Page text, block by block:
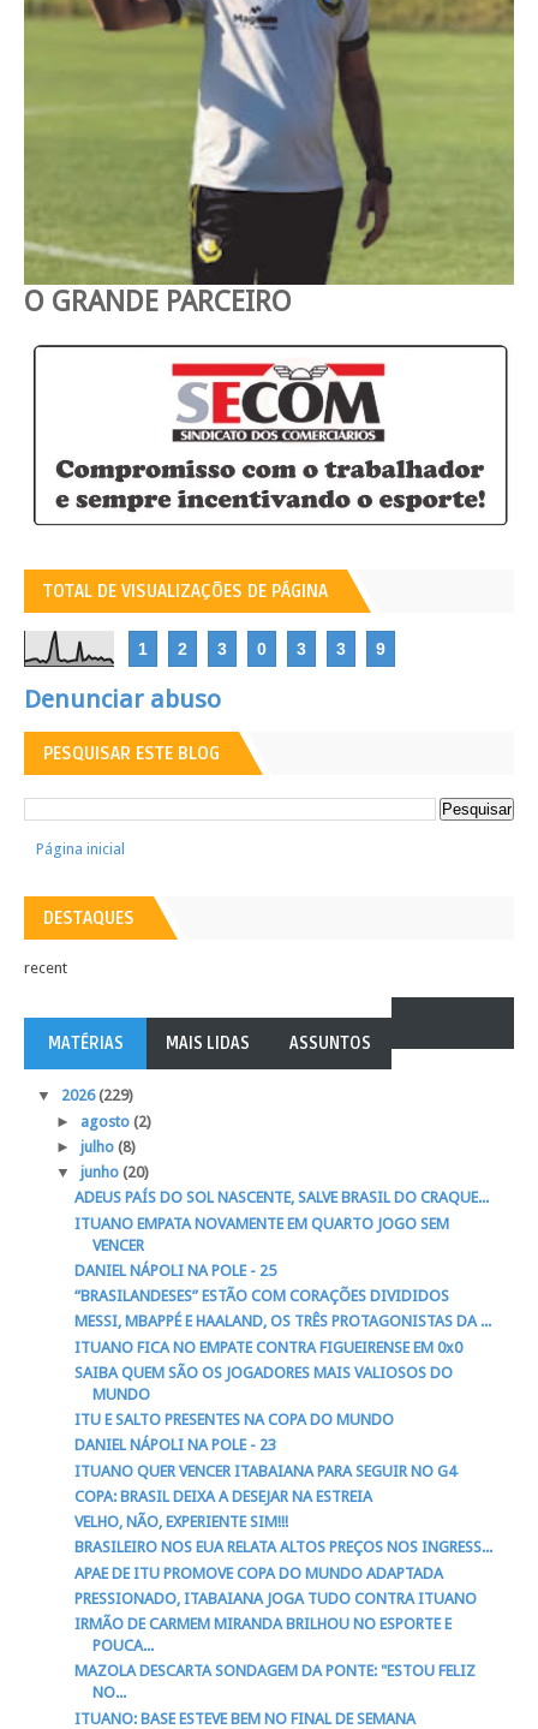
O GRANDE PARCEIRO
TOTAL DE VISUALIZAÇÕES DE PÁGINA
1 2 3 0 3 3 9
Denunciar abuso
PESQUISAR ESTE BLOG
Página inicial
DESTAQUES
recent
MATÉRIAS MAIS LIDAS ASSUNTOS
▼ 2026(229)
► agosto (2)
► julho (8)
▼ junho (20)
ADEUS PAÍS DO SOL NASCENTE, SALVE BRASIL DO CRAQUE...
ITUANO EMPATA NOVAMENTE EM QUARTO JOGO SEM
VENCER
DANIEL NÁPOLI NA POLE - 25
“BRASILANDESES” ESTÃO COM CORAÇÕES DIVIDIDOS
MESSI, MBAPPÉ E HAALAND, OS TRÊS PROTAGONISTAS DA ...
ITUANO FICA NO EMPATE CONTRA FIGUEIRENSE EM 0x0
SAIBA QUEM SÃO OS JOGADORES MAIS VALIOSOS DO
MUNDO
ITU E SALTO PRESENTES NA COPA DO MUNDO
DANIEL NÁPOLI NA POLE - 23
ITUANO QUER VENCER ITABAIANA PARA SEGUIR NO G4
COPA: BRASIL DEIXA A DESEJAR NA ESTREIA
VELHO, NÃO, EXPERIENTE SIM!!!
BRASILEIRO NOS EUA RELATA ALTOS PREÇOS NOS INGRESS...
APAE DE ITU PROMOVE COPA DO MUNDO ADAPTADA
PRESSIONADO, ITABAIANA JOGA TUDO CONTRA ITUANO
IRMÃO DE CARMEM MIRANDA BRILHOU NO ESPORTE E
POUCA...
MAZOLA DESCARTA SONDAGEM DA PONTE: "ESTOU FELIZ
NO...
ITUANO: BASE ESTEVE BEM NO FINAL DE SEMANA